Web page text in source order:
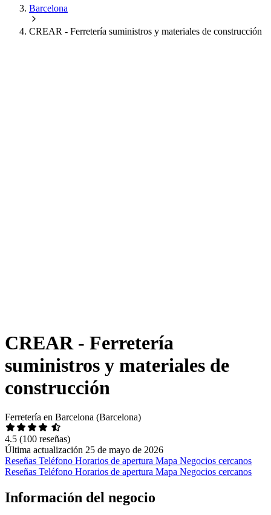
Barcelona
CREAR - Ferretería suministros y materiales de construcción
CREAR - Ferretería
suministros y materiales de
construcción
Ferretería en Barcelona (Barcelona)
4.5 (100 reseñas)
Última actualización 25 de mayo de 2026
Reseñas Teléfono Horarios de apertura Mapa Negocios cercanos
Reseñas Teléfono Horarios de apertura Mapa Negocios cercanos
Información del negocio